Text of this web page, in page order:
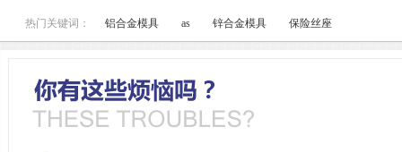
热门关键词： 铝合金模具 as 锌合金模具 保险丝座